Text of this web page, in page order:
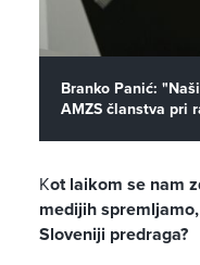
Branko Panić:
AMZS članstva pri
Kot laikom se nam
medijih
Sloveniji predraga?